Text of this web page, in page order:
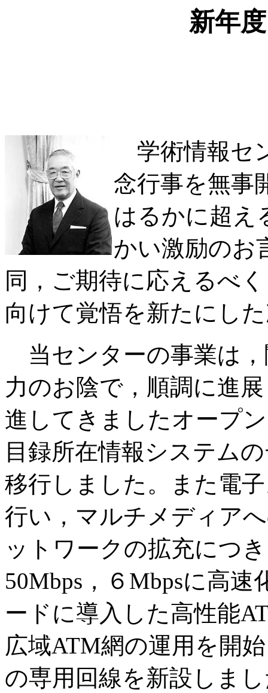
新年
学術情報セ
念行事を無事
はるかに超え
かい激励のお
同，ご期待に応えるべ
向けて覚悟を新たにし
当センターの事業は
力のお陰で，順調に進
進してきましたオープ
目録所在情報システム
移行しました。また電
行い，マルチメディア
ットワークの拡充につ
50Mbps，６Mbpsに高
ードに導入した高性能
広域ATM網の運用を開
の専用回線を新設しま